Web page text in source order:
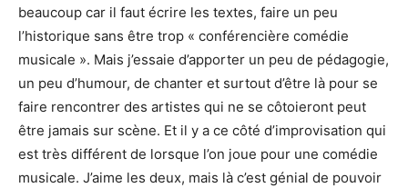
beaucoup car il faut écrire les textes, faire un peu
l’historique sans être trop « conférencière comédie
musicale ». Mais j’essaie d’apporter un peu de pédagogie,
un peu d’humour, de chanter et surtout d’être là pour se
faire rencontrer des artistes qui ne se côtoieront peut
être jamais sur scène. Et il y a ce côté d’improvisation qui
est très différent de lorsque l’on joue pour une comédie
musicale. J’aime les deux, mais là c’est génial de pouvoir